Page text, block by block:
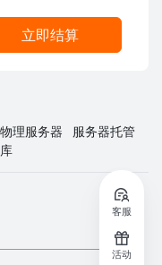
立即结算
物理服务器
服务器托管
客服
活动